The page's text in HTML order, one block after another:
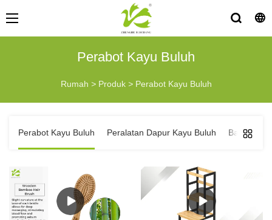
Perabot Kayu Buluh
Rumah > Produk > Perabot Kayu Buluh
Perabot Kayu Buluh Peralatan Dapur Kayu Buluh Barangan